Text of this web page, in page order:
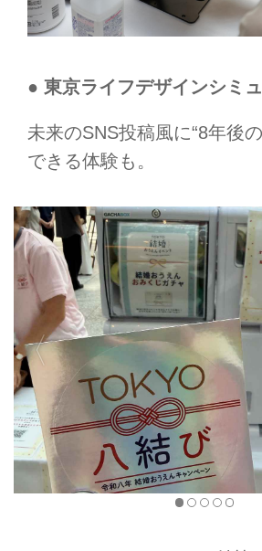
● 東京ライフデザインシミ
未来のSNS投稿風に“8年後
できる体験も。